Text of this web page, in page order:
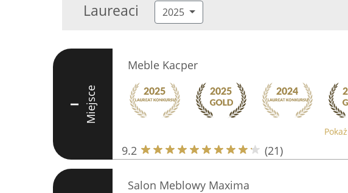
Laureaci 2025
I Miejsce
Meble Kacper
9.2 (21)
Salon Meblowy Maxima